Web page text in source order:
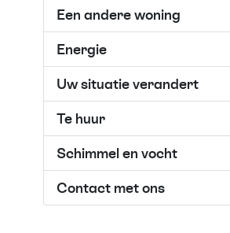
Een andere woning
Energie
Uw situatie verandert
Te huur
Schimmel en vocht
Contact met ons